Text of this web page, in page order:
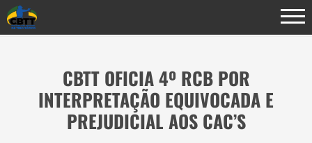
CBTT OFICIA 4º RCB POR
INTERPRETAÇÃO EQUIVOCADA E
PREJUDICIAL AOS CAC’S